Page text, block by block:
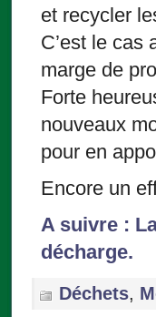
et recycler
C’est le cas
marge de
Forte
nouveaux
pour en
Encore un
A suivre :
décharge.
Déchets,